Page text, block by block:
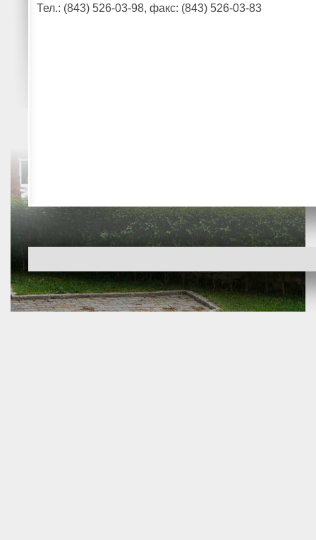
Тел.: (843) 526-03-98, факс: (843) 526-03-83